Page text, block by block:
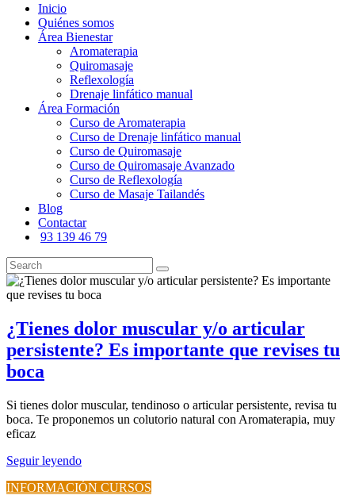
Inicio
Quiénes somos
Área Bienestar
Aromaterapia
Quiromasaje
Reflexología
Drenaje linfático manual
Área Formación
Curso de Aromaterapia
Curso de Drenaje linfático manual
Curso de Quiromasaje
Curso de Quiromasaje Avanzado
Curso de Reflexología
Curso de Masaje Tailandés
Blog
Contactar
93 139 46 79
¿Tienes dolor muscular y/o articular
persistente? Es importante que revises tu
boca
Si tienes dolor muscular, tendinoso o articular persistente, revisa tu
boca. Te proponemos un colutorio natural con Aromaterapia, muy
eficaz
Seguir leyendo
INFORMACIÓN CURSOS